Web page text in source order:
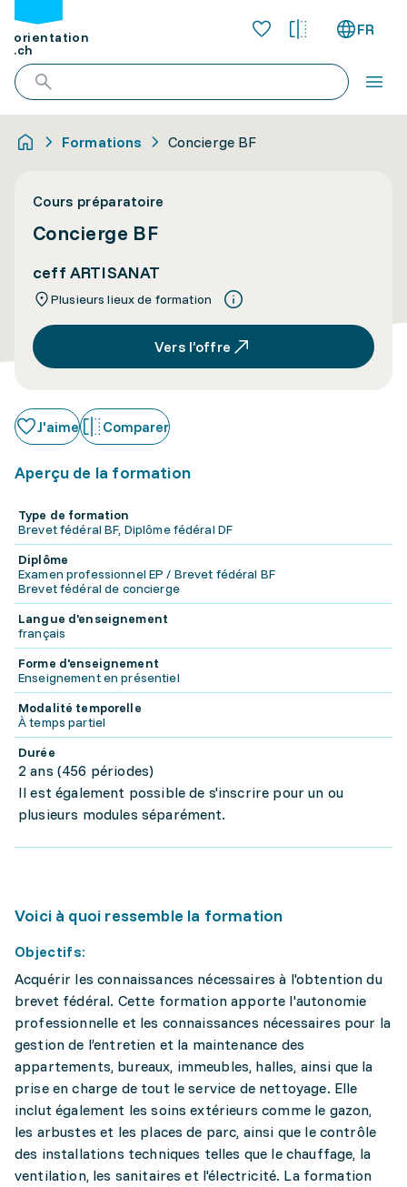
orientation
.ch
FR
Formations Concierge BF
Cours préparatoire
Concierge BF
ceff ARTISANAT
Plusieurs lieux de formation
Vers l’offre
J'aime Comparer
Aperçu de la formation
Type de formation
Brevet fédéral BF, Diplôme fédéral DF
Diplôme
Examen professionnel EP / Brevet fédéral BF
Brevet fédéral de concierge
Langue d'enseignement
français
Forme d'enseignement
Enseignement en présentiel
Modalité temporelle
À temps partiel
Durée
2 ans (456 périodes)
Il est également possible de s'inscrire pour un ou
plusieurs modules séparément.
Voici à quoi ressemble la formation
Objectifs:
Acquérir les connaissances nécessaires à l'obtention du
brevet fédéral. Cette formation apporte l'autonomie
professionnelle et les connaissances nécessaires pour la
gestion de l’entretien et la maintenance des
appartements, bureaux, immeubles, halles, ainsi que la
prise en charge de tout le service de nettoyage. Elle
inclut également les soins extérieurs comme le gazon,
les arbustes et les places de parc, ainsi que le contrôle
des installations techniques telles que le chauffage, la
ventilation, les sanitaires et l'électricité. La formation